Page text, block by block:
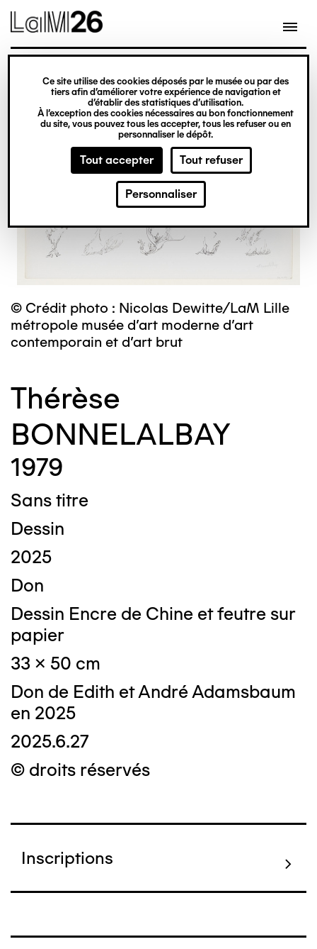
Gestion des cookies
Ce site utilise des cookies déposés par le musée ou par des
tiers afin d’améliorer votre expérience de navigation et
d’établir des statistiques d’utilisation.
À l’exception des cookies nécessaires au bon fonctionnement
du site, vous pouvez tous les accepter, tous les refuser ou en
personnaliser le dépôt.
Tout accepter Tout refuser
Personnaliser
contenu
© Crédit photo : Nicolas Dewitte/LaM Lille
métropole musée d’art moderne d’art
contemporain et d’art brut
Thérèse
BONNELALBAY
1979
Sans titre
Dessin
2025
Don
Dessin Encre de Chine et feutre sur
papier
33 x 50 cm
Don de Edith et André Adamsbaum
en 2025
2025.6.27
© droits réservés
Inscriptions